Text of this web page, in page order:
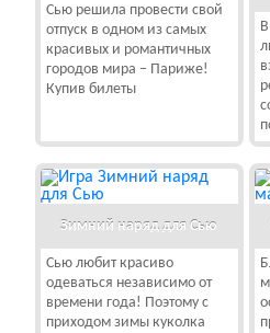
Сью решила провести свой
отпуск в одном из самых
красивых и романтичных
городов мира – Париже!
Купив билеты
Зимний наряд для Сью
Сью любит красиво
одеваться независимо от
времени года! Поэтому с
приходом зимы куколка